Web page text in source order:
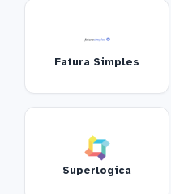
Fatura Simples
Superlogica